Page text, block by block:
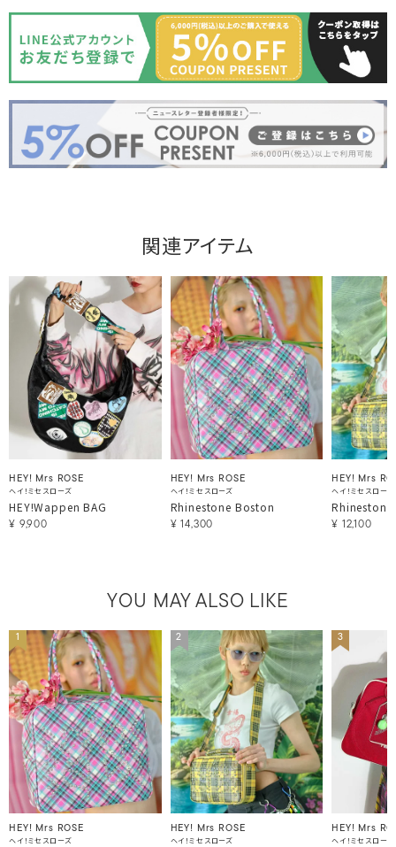
関連アイテム
HEY! Mrs ROSE
ヘイ！ミセスローズ
HEY!Wappen BAG
¥ 9,900
HEY! Mrs ROSE
ヘイ！ミセスローズ
Rhinestone Boston
¥ 14,300
HEY! Mrs
ヘイ！ミセスローズ
¥ 12,100
YOU MAY ALSO LIKE
1
HEY! Mrs ROSE
ヘイ！ミセスローズ
2
HEY! Mrs ROSE
ヘイ！ミセスローズ
3
HEY! Mrs
ヘイ！ミセスローズ